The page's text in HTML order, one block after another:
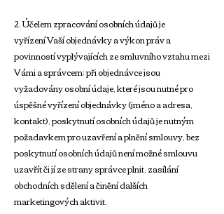
2. Účelem zpracování osobních údajů je
vyřízení Vaší objednávky a výkon práv a
povinností vyplývajících ze smluvního vztahu mezi
Vámi a správcem; při objednávce jsou
vyžadovány osobní údaje, které jsou nutné pro
úspěšné vyřízení objednávky (jméno a adresa,
kontakt), poskytnutí osobních údajů je nutným
požadavkem pro uzavření a plnění smlouvy, bez
poskytnutí osobních údajů není možné smlouvu
uzavřít či jí ze strany správce plnit, zasílání
obchodních sdělení a činění dalších
marketingových aktivit.